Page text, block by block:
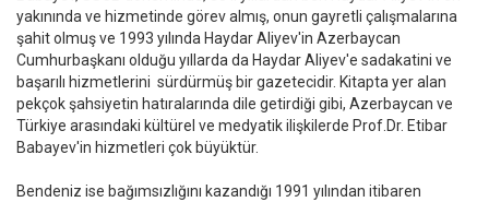
yakınında ve hizmetinde görev almış, onun gayretli çalışmalarına
şahit olmuş ve 1993 yılında Haydar Aliyev'in Azerbaycan
Cumhurbaşkanı olduğu yıllarda da Haydar Aliyev'e sadakatini ve
başarılı hizmetlerini sürdürmüş bir gazetecidir. Kitapta yer alan
pekçok şahsiyetin hatıralarında dile getirdiği gibi, Azerbaycan ve
Türkiye arasındaki kültürel ve medyatik ilişkilerde Prof.Dr. Etibar
Babayev'in hizmetleri çok büyüktür.
Bendeniz ise bağımsızlığını kazandığı 1991 yılından itibaren